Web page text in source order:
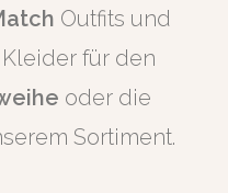
Outfits und
Kleider für den
oder die
Sortiment.